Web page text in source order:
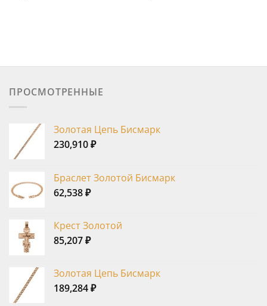
ПРОСМОТРЕННЫЕ
Золотая Цепь Бисмарк
230,910₽
Браслет Золотой Бисмарк
62,538₽
Крест Золотой
85,207₽
Золотая Цепь Бисмарк
189,284₽